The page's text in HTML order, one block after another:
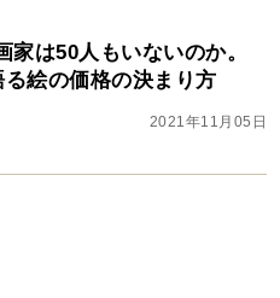
は50人もいないのか。
絵の価格の決まり方
2021年11月05日